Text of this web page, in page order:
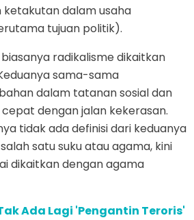
dalam usaha
tujuan politik).
biasanya radikalisme dikaitkan
sama-sama
dalam tatanan sosial dan
dengan jalan kekerasan.
tidak ada definisi dari keduanya
satu suku atau agama, kini
dikaitkan dengan agama
Ada Lagi 'Pengantin Teroris'